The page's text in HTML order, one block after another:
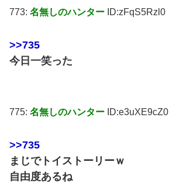
773: 名無しのハンター ID:zFqS5Rzl0
>>735
今日一笑った
775: 名無しのハンター ID:e3uXE9cZ0
>>735
まじでトイストーリーｗ
自由度あるね